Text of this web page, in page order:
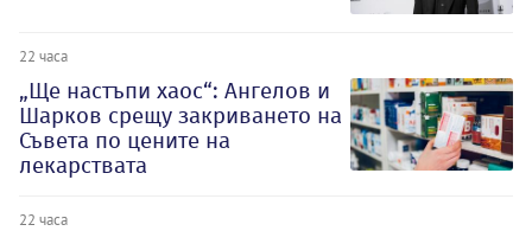
22 часа
„Ще настъпи хаос“: Ангелов и
Шарков срещу закриването на
Съвета по цените на
лекарствата
22 часа